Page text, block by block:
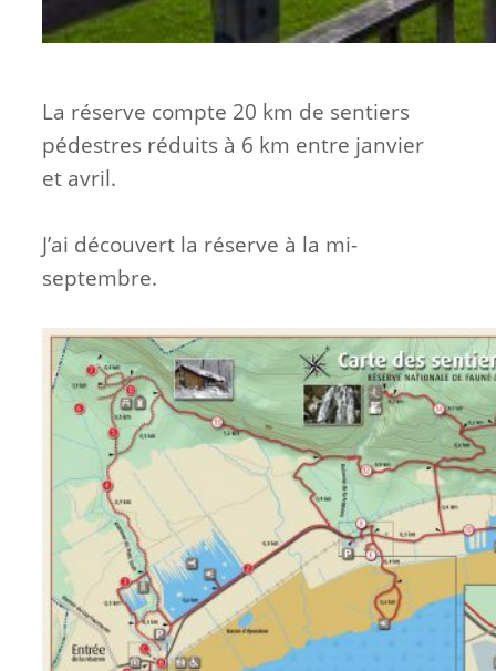
La réserve compte 20 km de sentiers
pédestres réduits à 6 km entre janvier
et avril.
J’ai découvert la réserve à la mi-
septembre.